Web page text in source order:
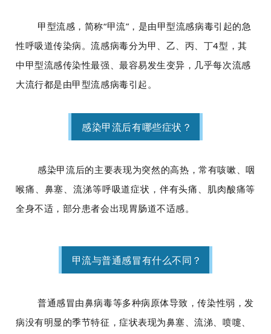
甲型流感，简称“甲流”，是由甲型流感病毒引起的急
性呼吸道传染病。流感病毒分为甲、乙、丙、丁4型，其
中甲型流感传染性最强、最容易发生变异，几乎每次流感
大流行都是由甲型流感病毒引起。
感染甲流后有哪些症状？
感染甲流后的主要表现为突然的高热，常有咳嗽、咽
喉痛、鼻塞、流涕等呼吸道症状，伴有头痛、肌肉酸痛等
全身不适，部分患者会出现胃肠道不适感。
甲流与普通感冒有什么不同？
普通感冒由鼻病毒等多种病原体导致，传染性弱，发
病没有明显的季节特征，症状表现为鼻塞、流涕、喷嚏、